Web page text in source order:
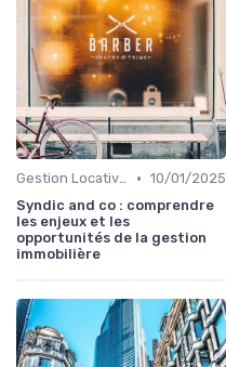
Gestion Locative et Asset Management • 10/01/2025
Syndic and co : comprendre
les enjeux et les
opportunités de la gestion
immobilière